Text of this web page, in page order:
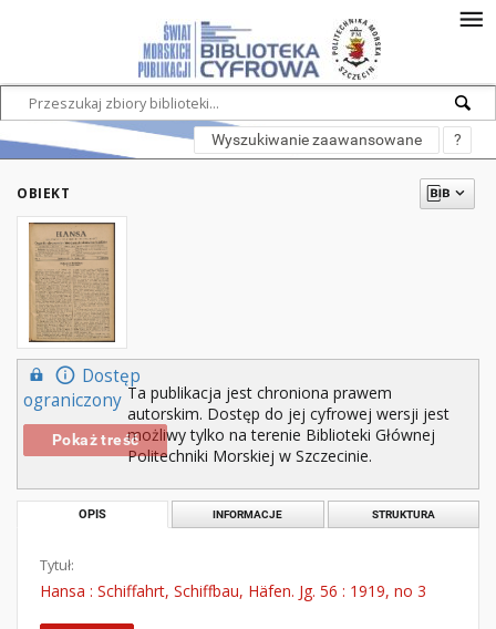
Wyszukiwanie zaawansowane ?
OBIEKT
Dostęp
ograniczony
Pokaż treść
Ta publikacja jest chroniona prawem
autorskim. Dostęp do jej cyfrowej wersji jest
możliwy tylko na terenie Biblioteki Głównej
Politechniki Morskiej w Szczecinie.
OPIS INFORMACJE STRUKTURA
Tytuł:
Hansa : Schiffahrt, Schiffbau, Häfen. Jg. 56 : 1919, no 3